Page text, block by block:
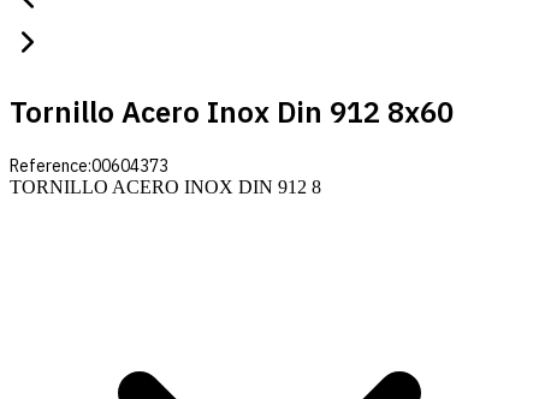
Tornillo Acero Inox Din 912 8x60
Reference:00604373
TORNILLO ACERO INOX DIN 912 8